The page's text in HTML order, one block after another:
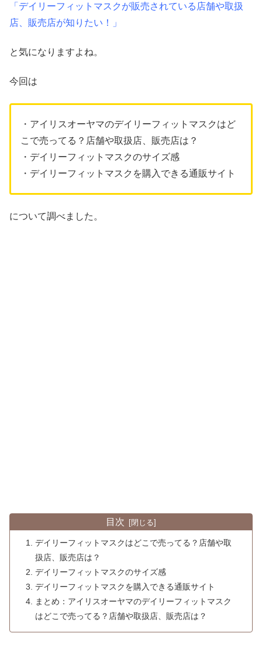
「デイリーフィットマスクが販売されている店舗や取扱
店、販売店が知りたい！」
と気になりますよね。
今回は
・アイリスオーヤマのデイリーフィットマスクはど
こで売ってる？店舗や取扱店、販売店は？
・デイリーフィットマスクのサイズ感
・デイリーフィットマスクを購入できる通販サイト
について調べました。
目次
デイリーフィットマスクはどこで売ってる？店舗や取
扱店、販売店は？
デイリーフィットマスクのサイズ感
デイリーフィットマスクを購入できる通販サイト
まとめ：アイリスオーヤマのデイリーフィットマスク
はどこで売ってる？店舗や取扱店、販売店は？